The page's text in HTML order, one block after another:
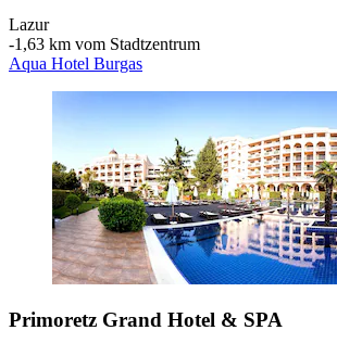
Lazur
‐1,63 km vom Stadtzentrum
Aqua Hotel Burgas
Primoretz Grand Hotel & SPA